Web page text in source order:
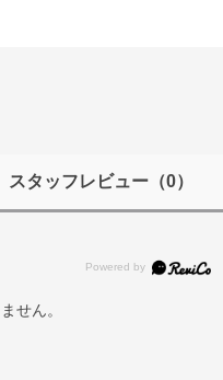
スタッフレビュー（0）
せん。